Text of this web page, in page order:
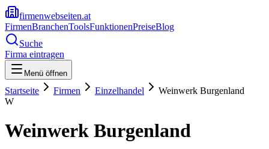
firmenwebseiten.at
FirmenBranchenToolsFunktionenPreiseBlog
Suche
Firma eintragen
Menü öffnen
Startseite Firmen Einzelhandel
Weinwerk Burgenland
W
Weinwerk Burgenland